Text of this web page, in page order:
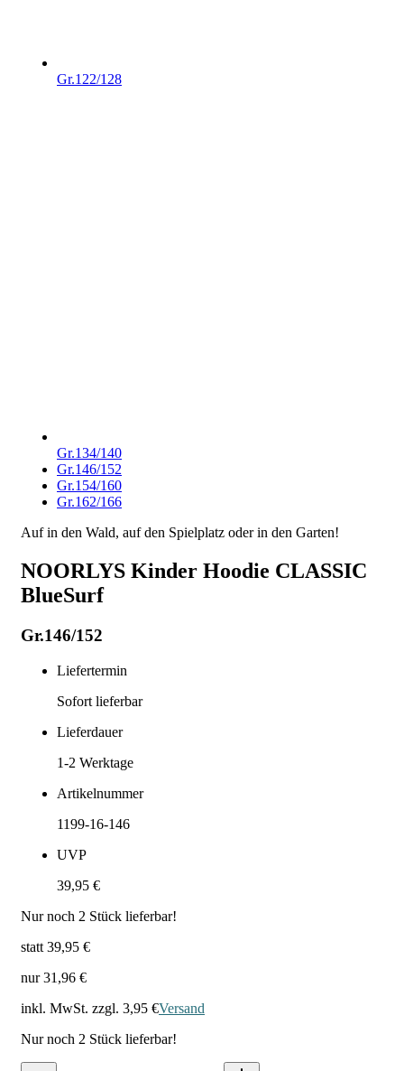
Gr.122/128
Gr.134/140
Gr.146/152
Gr.154/160
Gr.162/166
Auf in den Wald, auf den Spielplatz oder in den Garten!
NOORLYS Kinder Hoodie CLASSIC
BlueSurf
Gr.146/152
Liefertermin
Sofort lieferbar
Lieferdauer
1-2 Werktage
Artikelnummer
1199-16-146
UVP
39,95 €
Nur noch 2 Stück lieferbar!
statt 39,95 €
nur 31,96 €
inkl. MwSt. zzgl. 3,95 €Versand
Nur noch 2 Stück lieferbar!